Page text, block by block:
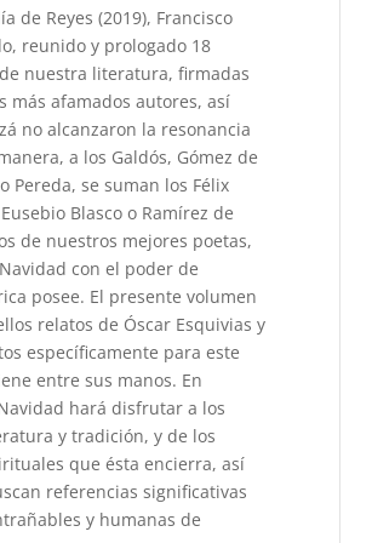
de Reyes (2019), Francisco
reunido y prologado 18
nuestra literatura, firmadas
más afamados autores, así
no alcanzaron la resonancia
a los Galdós, Gómez de
Pereda, se suman los Félix
Blasco o Ramírez de
de nuestros mejores poetas,
con el poder de
posee. El presente volumen
relatos de Óscar Esquivias y
específicamente para este
entre sus manos. En
hará disfrutar a los
y tradición, y de los
que ésta encierra, así
referencias significativas
y humanas de